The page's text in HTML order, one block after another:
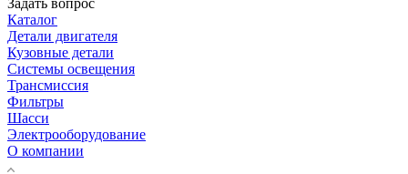
Каталог
Детали двигателя
Кузовные детали
Системы освещения
Трансмиссия
Фильтры
Шасси
Электрооборудование
О компании